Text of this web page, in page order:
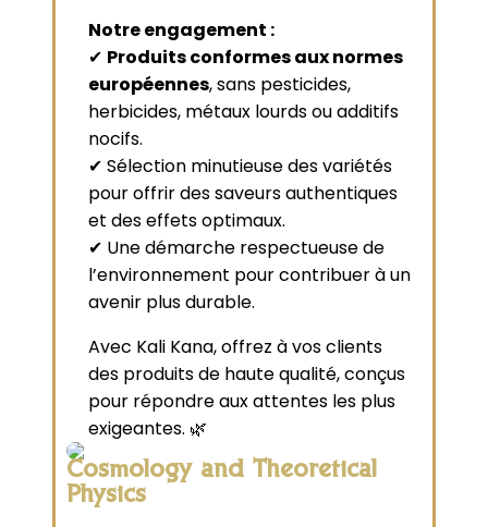
Notre engagement :
✔ Produits conformes aux normes
européennes, sans pesticides,
herbicides, métaux lourds ou additifs
nocifs.
✔ Sélection minutieuse des variétés
pour offrir des saveurs authentiques
et des effets optimaux.
✔ Une démarche respectueuse de
l’environnement pour contribuer à un
avenir plus durable.
Avec Kali Kana, offrez à vos clients
des produits de haute qualité, conçus
pour répondre aux attentes les plus
exigeantes. 🌿
Cosmology and Theoretical
Physics